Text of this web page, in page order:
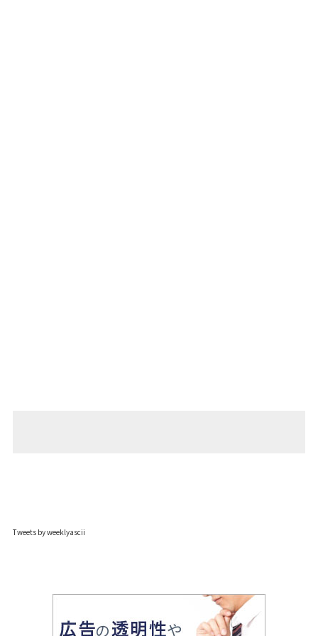
Tweets by weeklyascii